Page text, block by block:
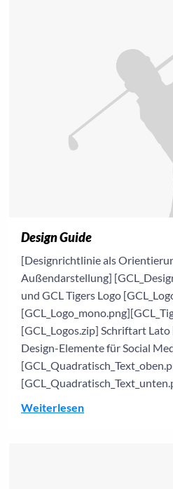
Design Guide
[Designrichtlinie als
Außendarstellung]
und GCL Tigers Logo
[GCL_Logos.zip] Schriftart
Design-Elemente für Social
Weiterlesen